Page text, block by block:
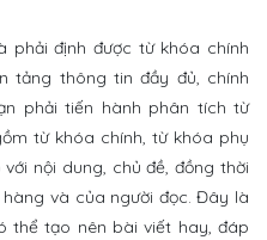
phải định được từ khóa chính
tảng thông tin đầy đủ, chính
phải tiến hành phân tích từ
từ khóa chính, từ khóa phụ
nội dung, chủ đề, đồng thời
và của người đọc. Đây là
thể tạo nên bài viết hay, đáp